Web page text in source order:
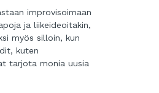
improvisoimaan
ja liikeideoitakin,
myös silloin, kun
kuten
tarjota monia uusia